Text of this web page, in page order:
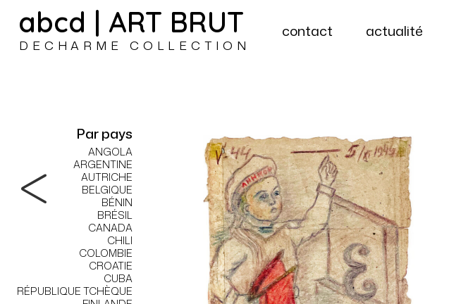
abcd | ART BRUT
DECHARME COLLECTION
contact actualité
Par pays
ANGOLA
ARGENTINE
AUTRICHE
BELGIQUE
BÉNIN
BRÉSIL
CANADA
CHILI
COLOMBIE
CROATIE
CUBA
RÉPUBLIQUE TCHÈQUE